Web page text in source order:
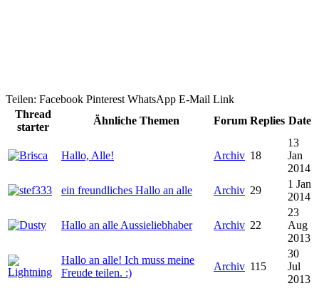
Teilen: Facebook Pinterest WhatsApp E-Mail Link
Thread
starter
Ähnliche Themen Forum Replies Date
Hallo, Alle! Archiv 18
13
Jan
2014
ein freundliches Hallo an alle
Archiv 29
1 Jan
2014
Hallo an alle Aussieliebhaber Archiv 22
23
Aug
2013
Hallo an alle! Ich muss meine
Freude teilen. :)
Archiv 115
30
Jul
2013